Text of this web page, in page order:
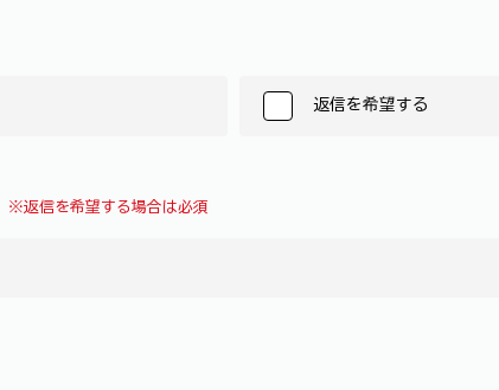
返信を希望する
※返信を希望する場合は必須